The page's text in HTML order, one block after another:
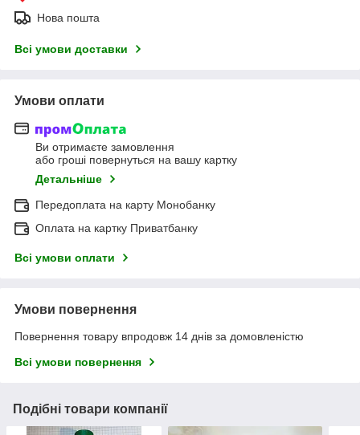
Нова пошта
Всі умови доставки
Умови оплати
Ви отримаєте замовлення
або гроші повернуться на вашу картку
Детальніше
Передоплата на карту Монобанку
Оплата на картку Приватбанку
Всі умови оплати
Умови повернення
Повернення товару впродовж 14 днів за домовленістю
Всі умови повернення
Подібні товари компанії